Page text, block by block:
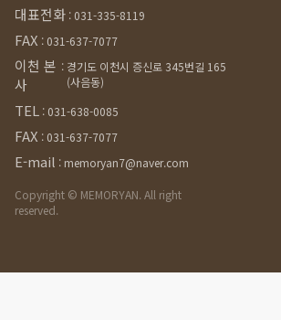
대표전화 : 031-335-8119
FAX : 031-637-7077
이천 본
사
: 경기도 이천시 증신로 345번길 165
(사음동)
TEL : 031-638-0085
FAX : 031-637-7077
E-mail : memoryan7@naver.com
Copyright © MEMORYAN. All right
reserved.